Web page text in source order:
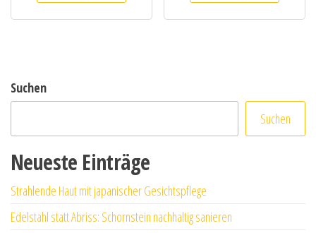
Suchen
Suchen
Neueste Einträge
Strahlende Haut mit japanischer Gesichtspflege
Edelstahl statt Abriss: Schornstein nachhaltig sanieren